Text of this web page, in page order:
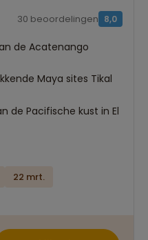
8,0
30 beoordelingen
de Acatenango
Maya sites Tikal
de Pacifische kust in El
22 mrt.